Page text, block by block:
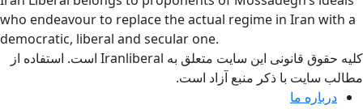
who endeavour to replace the actual regime in Iran with a
democratic, liberal and secular one.
کلیه حقوق قانونی این سایت متعلق به Iranliberal است. استفاده از
مطالب سایت با ذکر منبع آزاد است.
درباره ما